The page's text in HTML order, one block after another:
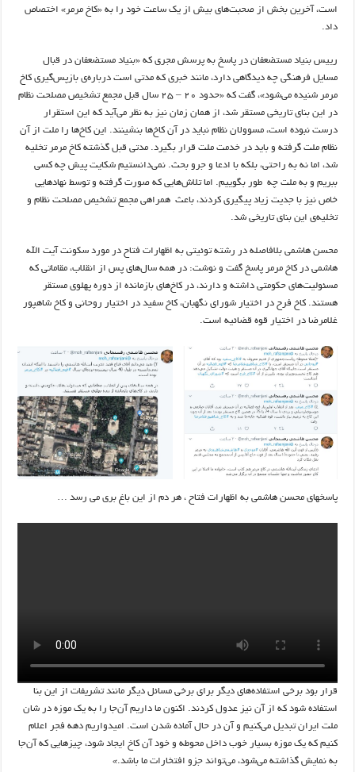
است، آخرین بخش از صحبت‌های بیش از یک ساعت خود را به «کاخ مرمر» اختصاص
داد.
رییس بنیاد مستضعفان در پاسخ به پرسش مجری که «بنیاد مستضعفان در قبال
مسایل فرهنگی چه دیدگاهی دارد، مانند خبری که مدتی است درباره‌ی بازپس‌گیری کاخ
مرمر شنیده می‌شود»، گفت که «حدود ۲۰ – ۲۵ سال قبل مجمع تشخیص مصلحت نظام
در این بنای تاریخی مستقر شد، از همان زمان نیز به نظر می‌آید که این استقرار
درست نبوده است، مسوولان نظام نباید در آن کاخ‌ها بنشینند. این کاخ‌ها را ملت از آن
نظام ملت گرفته و باید در خدمت ملت قرار بگیرد. مدتی قبل گذشته کاخ مرمر تخلیه
شد، اما نه به راحتی، بلکه با ادعا و جرو بحث. نمی‌دانستیم شکایت پیش چه کسی
ببریم و به ملت چه طور بگوییم. اما تلاش‌هایی که صورت گرفته و توسط نهادهایی
خاص نیز با جدیت زیاد پیگیری کردند، باعث همراهی مجمع تشخیص مصلحت نظام و
تخلیه‌ی این بنای تاریخی شد.
محسن هاشمی بلافاصله در رشته توئیتی به اظهارات فتاح در مورد سکونت آیت الله
هاشمی در کاخ مرمر پاسخ گفت و نوشت: در همه سال‌های پس از انقلاب، مقاماتی که
مسئولیت‌های حکومتی داشته و دارند، در کاخ‌های بازمانده از دوره پهلوی مستقر
هستند. کاخ فرح در اختیار شورای نگهبان، کاخ سفید در اختیار روحانی و کاخ شاهپور
غلامرضا در اختیار قوه قضائیه است.
پاسخهای محسن هاشمی به اظهارات فتاح ، هر دم از این باغ بری می رسد …
قرار بود برخی استفاده‌های دیگر برای برخی مسائل دیگر مانند تشریفات از این بنا
استفاده شود که از آن نیز عدول کردند. اکنون ما داریم آن‌جا را به یک موزه در شان
ملت ایران تبدیل می‌کنیم و آن در حال آماده شدن است. امیدواریم دهه فجر اعلام
کنیم که یک موزه بسیار خوب داخل محوطه و خود آن کاخ ایجاد شود، چیزهایی که آن‌جا
به نمایش گذاشته می‌شود، می‌تواند جزو افتخارات ما باشد.»